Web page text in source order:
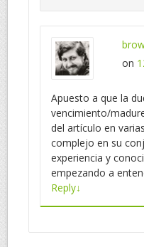
on
Apuesto a que la
vencimiento/
del artículo en
complejo en su
experiencia y
empezando a
Reply↓